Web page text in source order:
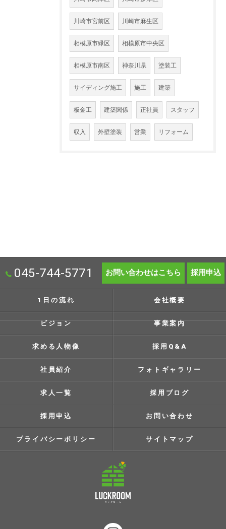
川崎市宮前区 川崎市麻生区
相模原市緑区 相模原市中央区
相模原市南区 神奈川県 塗装工
サイディング施工 施工 建築
板金工 建築関係 正社員 スタッフ
収入 外壁塗装 営業 リフォーム
045-744-5771 お問い合わせはこちら 採用申込
1日の流れ 会社概要
ビジョン 事業案内
求める人物像 採用Q&A
社員紹介 フォトギャラリー
求人一覧 採用ブログ
採用申込 お問い合わせ
プライバシーポリシー サイトマップ